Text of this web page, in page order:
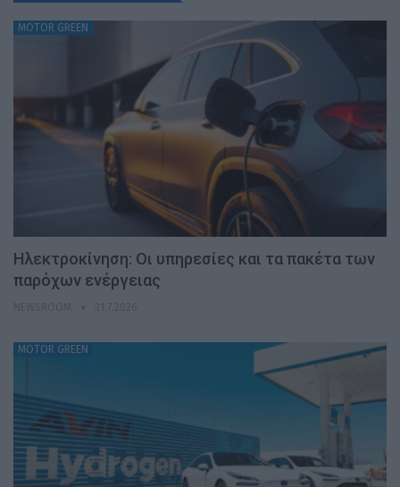
MOTOR GREEN
Ηλεκτροκίνηση: Οι υπηρεσίες και τα πακέτα των
παρόχων ενέργειας
MOTOR GREEN